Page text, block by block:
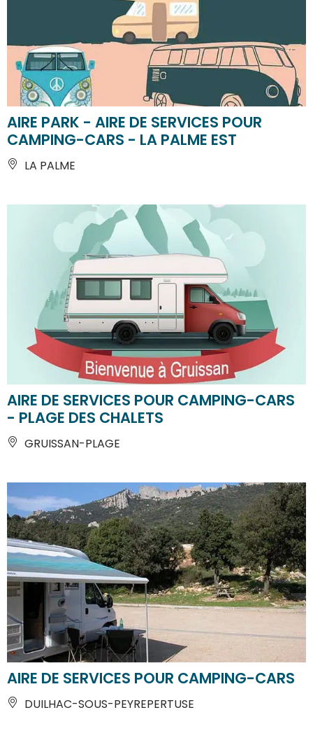
AIRE PARK - AIRE DE SERVICES POUR
CAMPING-CARS - LA PALME EST
LA PALME
AIRE DE SERVICES POUR CAMPING-CARS
- PLAGE DES CHALETS
GRUISSAN-PLAGE
AIRE DE SERVICES POUR CAMPING-CARS
DUILHAC-SOUS-PEYREPERTUSE